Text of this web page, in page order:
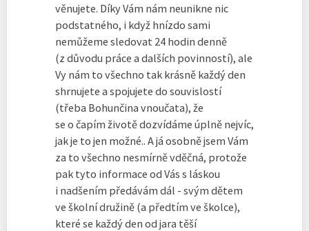
věnujete. Díky Vám nám neunikne nic
podstatného, i když hnízdo sami
nemůžeme sledovat 24 hodin denně
(z důvodu práce a dalších povinností), ale
Vy nám to všechno tak krásně každý den
shrnujete a spojujete do souvislostí
(třeba Bohunčina vnoučata), že
se o čapím životě dozvídáme úplně nejvíc,
jak je to jen možné.. A já osobně jsem Vám
za to všechno nesmírně vděčná, protože
pak tyto informace od Vás s láskou
i nadšením předávám dál - svým dětem
ve školní družině (a předtím ve školce),
které se každý den od jara těší